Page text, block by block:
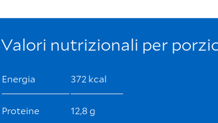
Valori nutrizionali per
Energia 372 kcal
Proteine 12,8 g